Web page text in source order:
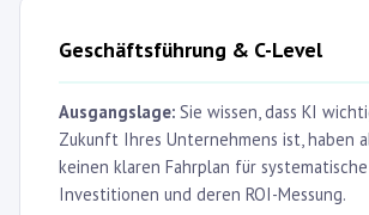
Geschäftsführung & C-Level
Ausgangslage: Sie wissen, dass KI
Zukunft Ihres Unternehmens ist, haben
keinen klaren Fahrplan für
Investitionen und deren ROI-Messung.